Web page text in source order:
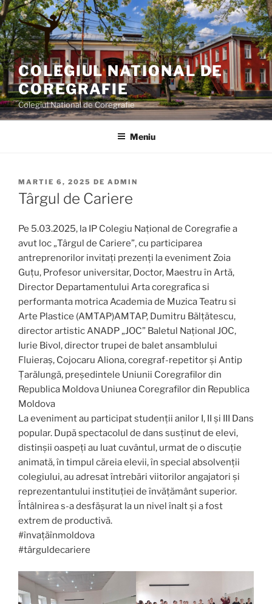
Sari
la
conținut
COLEGIUL NATIONAL DE
COREGRAFIE
Colegiul National de Coregrafie
Meniu
PUBLICAT
PE
MARTIE 6, 2025 DE ADMIN
Târgul de Cariere
Pe 5.03.2025, la IP Colegiu Național de Coregrafie a
avut loc „Târgul de Cariere”, cu participarea
antreprenorilor invitați prezenți la eveniment Zoia
Guţu, Profesor universitar, Doctor, Maestru în Artă,
Director Departamentului Arta coregrafica si
performanta motrica Academia de Muzica Teatru si
Arte Plastice (AMTAP)AMTAP, Dumitru Bălțătescu,
director artistic ANADP „JOC” Baletul Național JOC,
Iurie Bivol, director trupei de balet ansamblului
Fluieraș, Cojocaru Aliona, coregraf-repetitor și Antip
Ţarălungă, președintele Uniunii Coregrafilor din
Republica Moldova Uniunea Coregrafilor din Republica
Moldova
La eveniment au participat studenții anilor I, II și III Dans
popular. După spectacolul de dans susținut de elevi,
distinșii oaspeți au luat cuvântul, urmat de o discuție
animată, în timpul căreia elevii, în special absolvenții
colegiului, au adresat întrebări viitorilor angajatori și
reprezentantului instituției de învățământ superior.
Întâlnirea s-a desfășurat la un nivel înalt și a fost
extrem de productivă.
#învațăînmoldova
#târguldecariere